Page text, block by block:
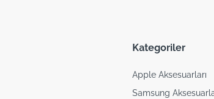
Kategoriler
Apple Aksesuarları
Samsung